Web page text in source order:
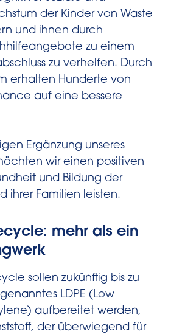
der Kinder von Waste
und ihnen durch
zu einem
zu verhelfen. Durch
erhalten Hunderte von
auf eine bessere
Ergänzung unseres
wir einen positiven
und Bildung der
ihrer Familien leisten.
mehr als ein
sollen zukünftig bis zu
LDPE (Low
aufbereitet werden,
der überwiegend für